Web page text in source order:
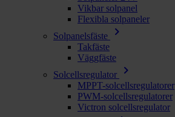
Vikbar solpanel
Flexibla solpaneler
Solpanelsfäste
chevron_right
Takfäste
Väggfäste
Solcellsregulator
chevron_right
MPPT-solcellsregulatorer
PWM-solcellsregulatorer
Victron solcellsregulator